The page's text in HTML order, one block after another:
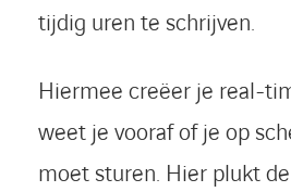
tijdig uren te schrijven.
Hiermee creëer je real-
weet je vooraf of je op
moet sturen. Hier plukt